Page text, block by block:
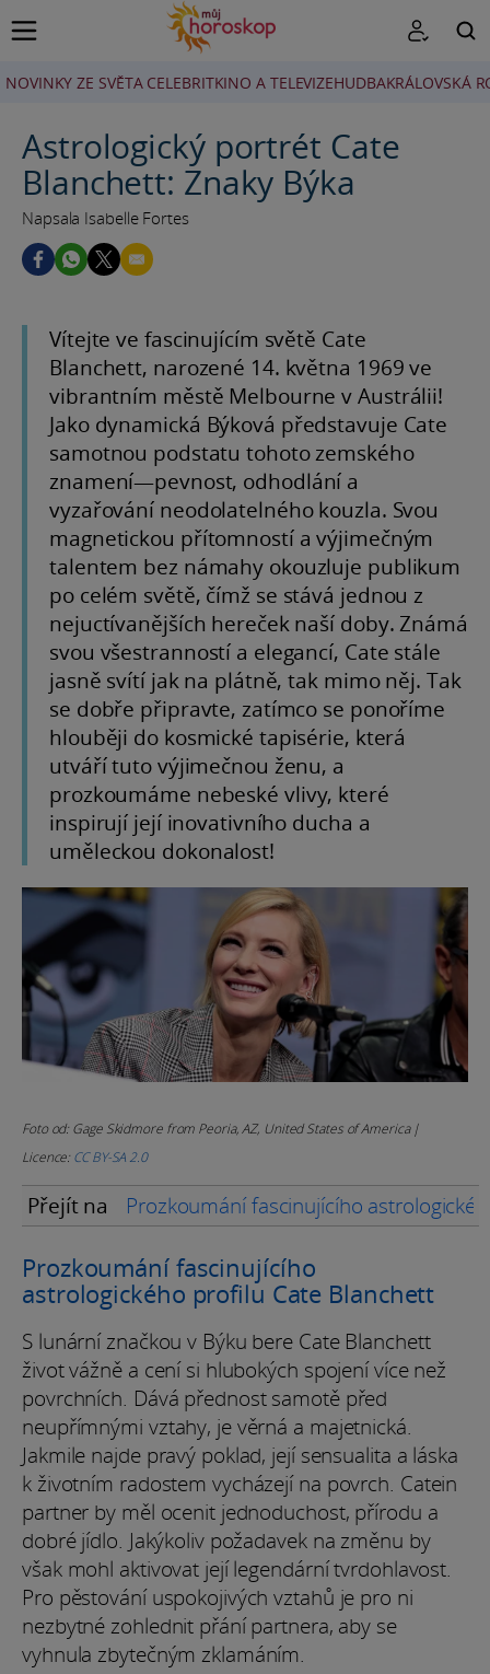
NOVINKY ZE SVĚTA CELEBRITKINO A TELEVIZEHUDBAKRÁLOVSKÁ
Astrologický portrét Cate
Blanchett: Znaky Býka
Napsala Isabelle Fortes
Vítejte ve fascinujícím světě Cate
Blanchett, narozené 14. května 1969 ve
vibrantním městě Melbourne v Austrálii!
Jako dynamická Býková představuje Cate
samotnou podstatu tohoto zemského
znamení—pevnost, odhodlání a
vyzařování neodolatelného kouzla. Svou
magnetickou přítomností a výjimečným
talentem bez námahy okouzluje publikum
po celém světě, čímž se stává jednou z
nejuctívanějších hereček naší doby. Známá
svou všestranností a elegancí, Cate stále
jasně svítí jak na plátně, tak mimo něj. Tak
se dobře připravte, zatímco se ponoříme
hlouběji do kosmické tapisérie, která
utváří tuto výjimečnou ženu, a
prozkoumáme nebeské vlivy, které
inspirují její inovativního ducha a
uměleckou dokonalost!
Foto od: Gage Skidmore from Peoria, AZ, United States of America |
Licence:CC BY-SA 2.0
Přejít na Prozkoumání fascinujícího
Prozkoumání fascinujícího
astrologického profilu Cate Blanchett
S lunární značkou v Býku bere Cate Blanchett
život vážně a cení si hlubokých spojení více než
povrchních. Dává přednost samotě před
neupřímnými vztahy, je věrná a majetnická.
Jakmile najde pravý poklad, její sensualita a láska
k životním radostem vycházejí na povrch. Catein
partner by měl ocenit jednoduchost, přírodu a
dobré jídlo. Jakýkoliv požadavek na změnu by
však mohl aktivovat její legendární tvrdohlavost.
Pro pěstování uspokojivých vztahů je pro ni
nezbytné zohlednit přání partnera, aby se
vyhnula zbytečným zklamáním.